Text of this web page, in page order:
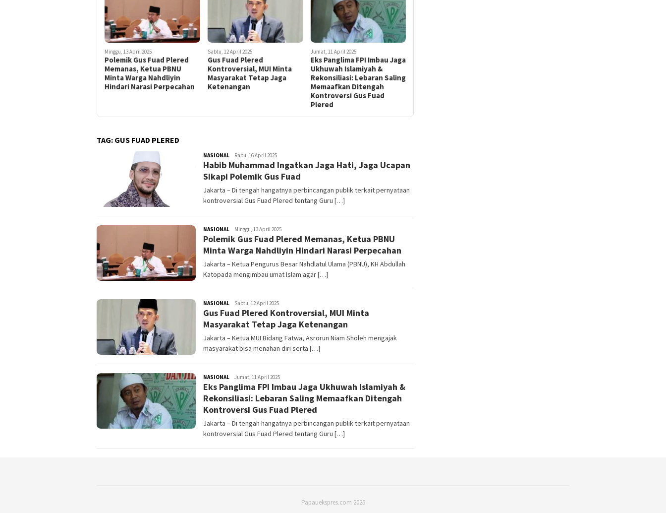
Minggu, 13 April 2025
Polemik Gus Fuad Plered
Memanas, Ketua PBNU
Minta Warga Nahdliyin
Hindari Narasi Perpecahan
Sabtu, 12 April 2025
Gus Fuad Plered
Kontroversial, MUI Minta
Masyarakat Tetap Jaga
Ketenangan
Jumat, 11 April 2025
Eks Panglima FPI Imbau Jaga
Ukhuwah Islamiyah &
Rekonsiliasi: Lebaran Saling
Memaafkan Ditengah
Kontroversi Gus Fuad
Plered
TAG: GUS FUAD PLERED
NASIONAL Redaktur
Rabu, 16 April 2025
Habib Muhammad Ingatkan Jaga Hati, Jaga Ucapan
Sikapi Polemik Gus Fuad
Jakarta – Di tengah hangatnya perbincangan publik terkait pernyataan
kontroversial Gus Fuad Plered tentang Guru […]
NASIONAL Redaktur
Minggu, 13 April 2025
Polemik Gus Fuad Plered Memanas, Ketua PBNU
Minta Warga Nahdliyin Hindari Narasi Perpecahan
Jakarta – Ketua Pengurus Besar Nahdlatul Ulama (PBNU), KH Abdullah
Katopada mengimbau umat Islam agar […]
NASIONAL Redaktur
Sabtu, 12 April 2025
Gus Fuad Plered Kontroversial, MUI Minta
Masyarakat Tetap Jaga Ketenangan
Jakarta – Ketua MUI Bidang Fatwa, Asrorun Niam Sholeh mengajak
masyarakat bisa menahan diri serta […]
NASIONAL Redaktur
Jumat, 11 April 2025
Eks Panglima FPI Imbau Jaga Ukhuwah Islamiyah &
Rekonsiliasi: Lebaran Saling Memaafkan Ditengah
Kontroversi Gus Fuad Plered
Jakarta – Di tengah hangatnya perbincangan publik terkait pernyataan
kontroversial Gus Fuad Plered tentang Guru […]
Papauekspres.com 2025